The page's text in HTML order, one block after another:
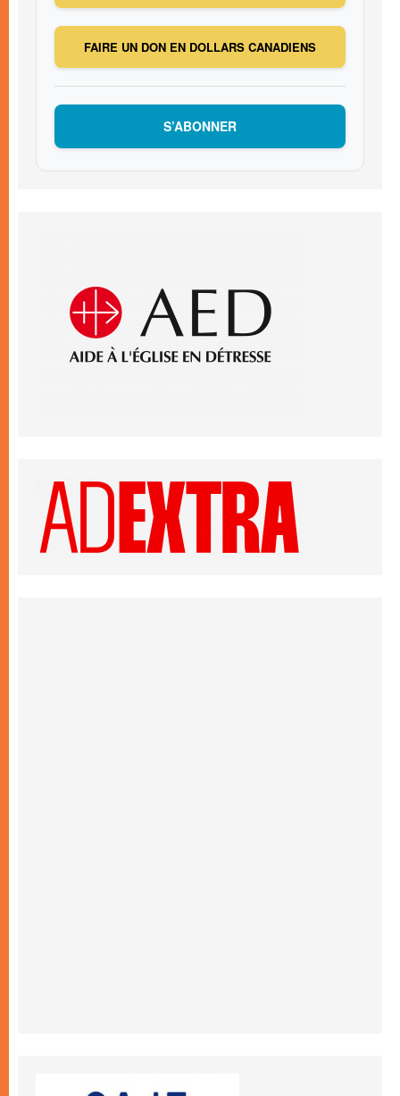
FAIRE UN DON EN DOLLARS CANADIENS
S’ABONNER